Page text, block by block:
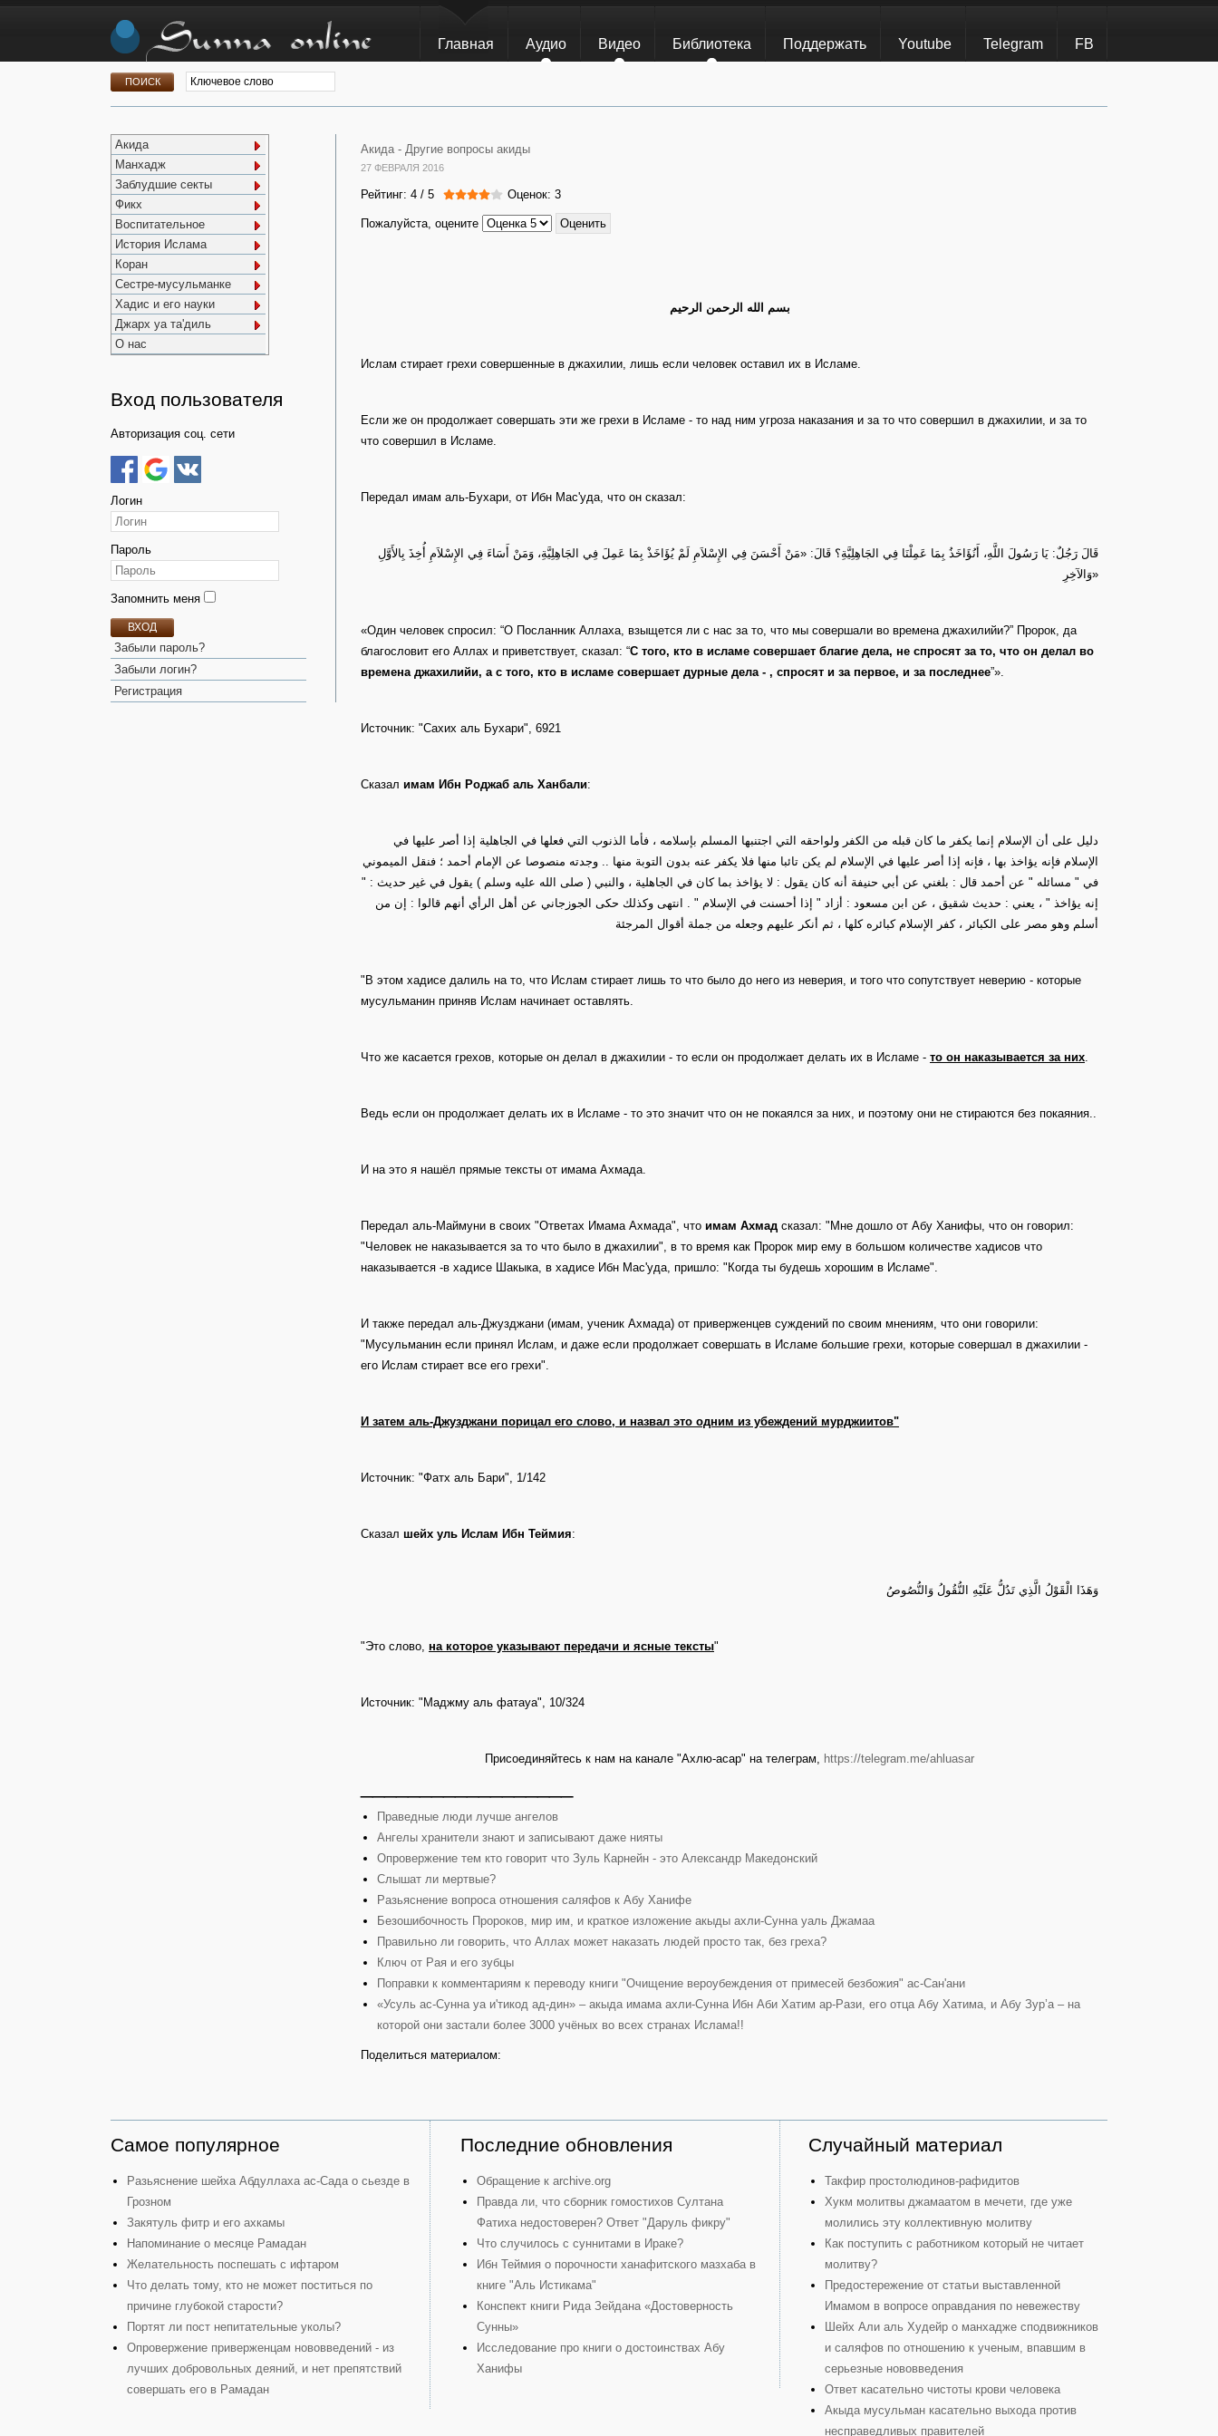
Главная Аудио Видео Библиотека Поддержать Youtube Telegram FB
Акида
Манхадж
Заблудшие секты
Фикх
Воспитательное
История Ислама
Коран
Сестре-мусульманке
Хадис и его науки
Джарх уа та'диль
О нас
Вход пользователя
Авторизация соц. сети
Логин
Пароль
Запомнить меня
ВХОД
Забыли пароль?
Забыли логин?
Регистрация
Акида - Другие вопросы акиды
27 ФЕВРАЛЯ 2016
Рейтинг: 4 / 5 Оценок: 3
Пожалуйста, оцените
بسم الله الرحمن الرحيم
Ислам стирает грехи совершенные в джахилии, лишь если человек оставил их в Исламе.
Если же он продолжает совершать эти же грехи в Исламе - то над ним угроза наказания и за то что совершил в джахилии, и за то
что совершил в Исламе.
Передал имам аль-Бухари, от Ибн Мас'уда, что он сказал:
قَالَ رَجُلٌ: يَا رَسُولَ اللَّهِ، أَنُؤَاخَذُ بِمَا عَمِلْنَا فِي الجَاهِلِيَّةِ؟ قَالَ: «مَنْ أَحْسَنَ فِي الإِسْلاَمِ لَمْ يُؤَاخَذْ بِمَا عَمِلَ فِي الجَاهِلِيَّةِ، وَمَنْ أَسَاءَ فِي الإِسْلاَمِ أُخِذَ بِالأَوَّلِ
وَالآخِرِ»
«Один человек спросил: “О Посланник Аллаха, взыщется ли с нас за то, что мы совершали во времена джахилийи?” Пророк, да
благословит его Аллах и приветствует, сказал: “С того, кто в исламе совершает благие дела, не спросят за то, что он делал во
времена джахилийи, а с того, кто в исламе совершает дурные дела - , спросят и за первое, и за последнее”».
Источник: "Сахих аль Бухари", 6921
Сказал имам Ибн Роджаб аль Ханбали:
دليل على أن الإسلام إنما يكفر ما كان قبله من الكفر ولواحقه التي اجتنبها المسلم بإسلامه ، فأما الذنوب التي فعلها في الجاهلية إذا أصر عليها في
الإسلام فإنه يؤاخذ بها ، فإنه إذا أصر عليها في الإسلام لم يكن تائبا منها فلا يكفر عنه بدون التوبة منها .. وجدته منصوصا عن الإمام أحمد ؛ فنقل الميموني
في " مسائله " عن أحمد قال : بلغني عن أبي حنيفة أنه كان يقول : لا يؤاخذ بما كان في الجاهلية ، والنبي ( صلى الله عليه وسلم ) يقول في غير حديث : "
إنه يؤاخذ " ، يعني : حديث شقيق ، عن ابن مسعود : أزاد " إذا أحسنت في الإسلام " . انتهى وكذلك حكى الجوزجاني عن أهل الرأي أنهم قالوا : إن من
أسلم وهو مصر على الكبائر ، كفر الإسلام كبائره كلها ، ثم أنكر عليهم وجعله من جملة أقوال المرجئة
"В этом хадисе далиль на то, что Ислам стирает лишь то что было до него из неверия, и того что сопутствует неверию - которые
мусульманин приняв Ислам начинает оставлять.
Что же касается грехов, которые он делал в джахилии - то если он продолжает делать их в Исламе - то он наказывается за них
Ведь если он продолжает делать их в Исламе - то это значит что он не покаялся за них, и поэтому они не стираются без покаяния..
И на это я нашёл прямые тексты от имама Ахмада.
Передал аль-Маймуни в своих "Ответах Имама Ахмада", что имам Ахмад сказал: "Мне дошло от Абу Ханифы, что он говорил:
"Человек не наказывается за то что было в джахилии", в то время как Пророк мир ему в большом количестве хадисов что
наказывается -в хадисе Шакыка, в хадисе Ибн Мас'уда, пришло: "Когда ты будешь хорошим в Исламе".
И также передал аль-Джузджани (имам, ученик Ахмада) от приверженцев суждений по своим мнениям, что они говорили:
"Мусульманин если принял Ислам, и даже если продолжает совершать в Исламе большие грехи, которые совершал в джахилии -
его Ислам стирает все его грехи".
И затем аль-Джузджани порицал его слово, и назвал это одним из убеждений мурджиитов"
Источник: "Фатх аль Бари", 1/142
Сказал шейх уль Ислам Ибн Теймия:
وَهَذَا الْقَوْلُ الَّذِي تَدُلُّ عَلَيْهِ النُّقُولُ وَالنُّصُوصُ
"Это слово, на которое указывают передачи и ясные тексты"
Источник: "Маджму аль фатауа", 10/324
Присоединяйтесь к нам на канале "Ахлю-асар" на телеграм, https://telegram.me/ahluasar
Праведные люди лучше ангелов
Ангелы хранители знают и записывают даже нияты
Опровержение тем кто говорит что Зуль Карнейн - это Александр Македонский
Слышат ли мертвые?
Разьяснение вопроса отношения саляфов к Абу Ханифе
Безошибочность Пророков, мир им, и краткое изложение акыды ахли-Сунна уаль Джамаа
Правильно ли говорить, что Аллах может наказать людей просто так, без греха?
Ключ от Рая и его зубцы
Поправки к комментариям к переводу книги "Очищение вероубеждения от примесей безбожия" ас-Сан'ани
«Усуль ас-Сунна уа и'тикод ад-дин» – акыда имама ахли-Сунна Ибн Аби Хатим ар-Рази, его отца Абу Хатима, и Абу Зур’а – на
которой они застали более 3000 учёных во всех странах Ислама!!
Поделиться материалом:
Самое популярное
Разьяснение шейха Абдуллаха ас-Сада о сьезде в
Грозном
Закятуль фитр и его ахкамы
Напоминание о месяце Рамадан
Желательность поспешать с ифтаром
Что делать тому, кто не может поститься по
причине глубокой старости?
Портят ли пост непитательные уколы?
Опровержение приверженцам нововведений - из
лучших добровольных деяний, и нет препятствий
совершать его в Рамадан
Последние обновления
Обращение к archive.org
Правда ли, что сборник гомостихов Султана
Фатиха недостоверен? Ответ "Даруль фикру"
Что случилось с суннитами в Ираке?
Ибн Теймия о порочности ханафитского мазхаба в
книге "Аль Истикама"
Конспект книги Рида Зейдана «Достоверность
Сунны»
Исследование про книги о достоинствах Абу
Ханифы
Случайный материал
Такфир простолюдинов-рафидитов
Хукм молитвы джамаатом в мечети, где уже
молились эту коллективную молитву
Как поступить с работником который не читает
молитву?
Предостережение от статьи выставленной
Имамом в вопросе оправдания по невежеству
Шейх Али аль Худейр о манхадже сподвижников
и саляфов по отношению к ученым, впавшим в
серьезные нововведения
Ответ касательно чистоты крови человека
Акыда мусульман касательно выхода против
несправедливых правителей